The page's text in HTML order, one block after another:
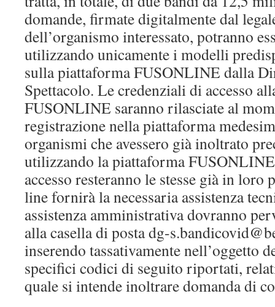
domande, firmate digitalmente dal
dell’organismo interessato, potranno
utilizzando unicamente i modelli
sulla piattaforma FUSONLINE dalla
Spettacolo. Le credenziali di accesso
FUSONLINE saranno rilasciate al
registrazione nella piattaforma
organismi che avessero già inoltrato
utilizzando la piattaforma
accesso resteranno le stesse già in loro
line fornirà la necessaria assistenza
assistenza amministrativa dovranno
alla casella di posta dg-
inserendo tassativamente nell’oggetto
specifici codici di seguito riportati,
quale si intende inoltrare domanda di